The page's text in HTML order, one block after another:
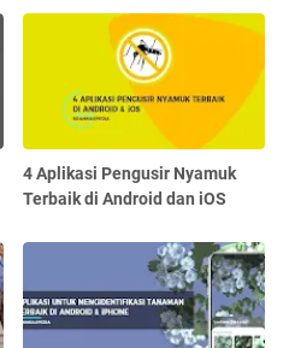
4 Aplikasi Pengusir Nyamuk
Terbaik di Android dan iOS